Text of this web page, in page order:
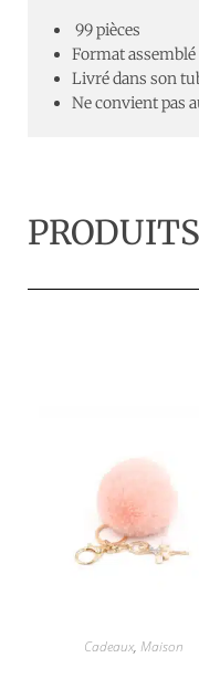
99 pièces
Format assemblé
Livré dans son
Ne convient pas
Cadeaux, Maison